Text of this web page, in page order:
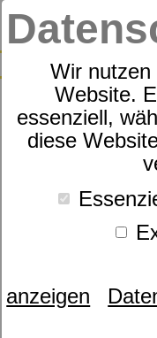
Wir
Website.
essenziell,
diese
anzeigen
Motorrahmen
dormabell
memory